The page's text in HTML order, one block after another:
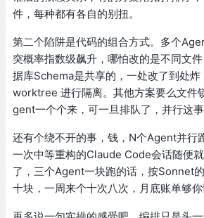
件，每种都有各自的别扭。
第二个陷阱是代码的组合方式。多个
突概率指数级飙升，哪怕改的是不同文
据库Schema是共享的，一处改了到处
worktree 进行隔离。其他方案要么文件
gent一个个来，可一旦排队了，并行这事
还有个绕不开的事，钱，N个Agent并行
一次中等重构的Claude Code会话随便
了，三个Agent一块跑的话，按Sonnet
十块，一周来个十次八次，月底账单够你